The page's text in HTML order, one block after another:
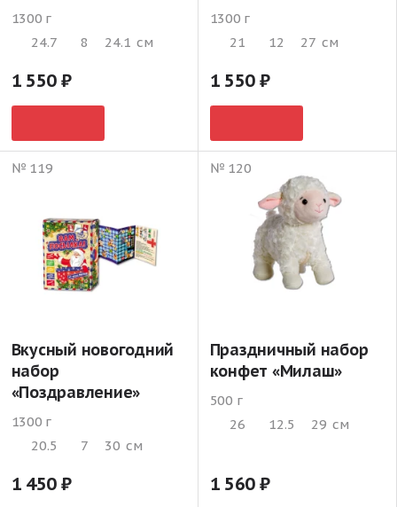
1300 г
24.7
8 24.1 см
1 550
1300 г
21
12 27 см
1 550
№ 119
Вкусный новогодний
набор
«Поздравление»
1300 г
20.5
7 30 см
1 450
№ 120
Праздничный набор
конфет «Милаш»
500 г
26
12.5 29 см
1 560